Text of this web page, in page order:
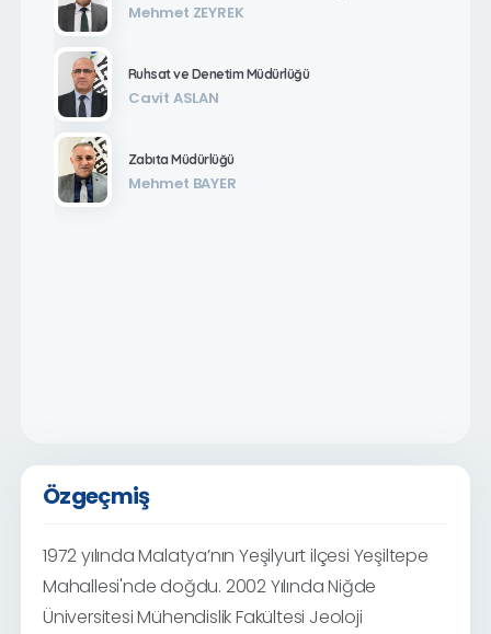
Mehmet ZEYREK
Ruhsat ve Denetim Müdürlüğü
Cavit ASLAN
Zabıta Müdürlüğü
Mehmet BAYER
Özgeçmiş
1972 yılında Malatya’nın Yeşilyurt ilçesi Yeşiltepe
Mahallesi'nde doğdu. 2002 Yılında Niğde
Üniversitesi Mühendislik Fakültesi Jeoloji